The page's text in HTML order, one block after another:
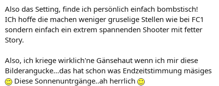
Also das Setting, finde ich persönlich einfach bombstisch!
ICh hoffe die machen weniger gruselige Stellen wie bei FC1
sondern einfach ein extrem spannenden Shooter mit fetter
Story.
Also, ich kriege wirklich'ne Gänsehaut wenn ich mir diese
Bilderangucke...das hat schon was Endzeitstimmung mäsiges
Diese Sonnenuntrgänge..ah herrlich